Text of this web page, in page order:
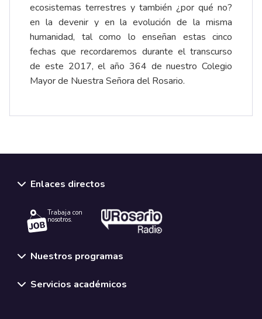
ecosistemas terrestres y también ¿por qué no?
en la devenir y en la evolución de la misma
humanidad, tal como lo enseñan estas cinco
fechas que recordaremos durante el transcurso
de este 2017, el año 364 de nuestro Colegio
Mayor de Nuestra Señora del Rosario.
Enlaces directos
Trabaja con
nosotros.
Nuestros programas
Servicios académicos